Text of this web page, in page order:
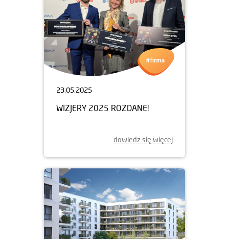
23.05.2025
WIZJERY 2025 ROZDANE!
dowiedz się więcej